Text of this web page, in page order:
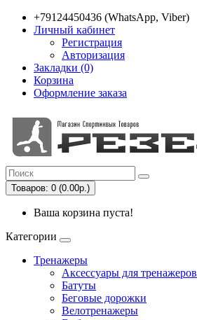
+79124450436 (WhatsApp, Viber)
Личный кабинет
Регистрация
Авторизация
Закладки (0)
Корзина
Оформление заказа
Товаров: 0 (0.00р.)
Ваша корзина пуста!
Категории
Тренажеры
Аксессуары для тренажеров
Батуты
Беговые дорожки
Велотренажеры